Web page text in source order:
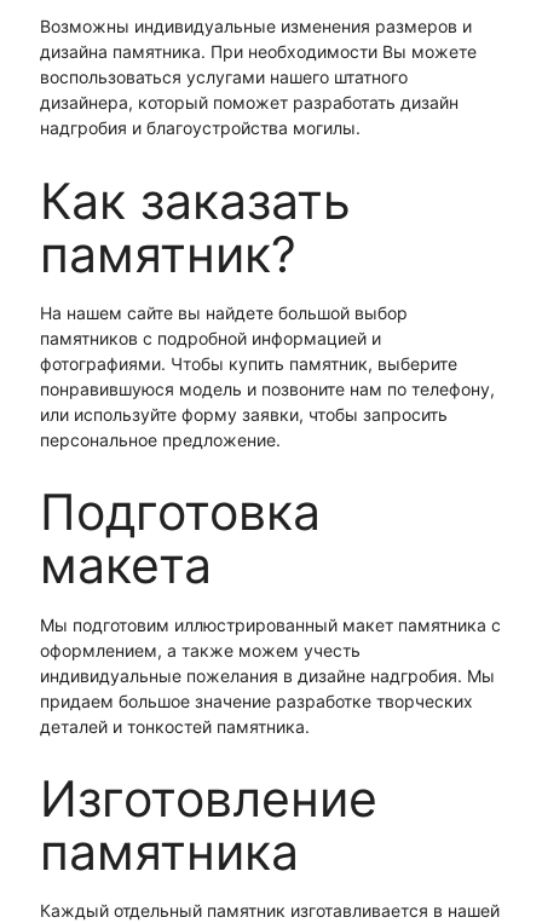
Возможны индивидуальные изменения размеров и
дизайна памятника. При необходимости Вы можете
воспользоваться услугами нашего штатного
дизайнера, который поможет разработать дизайн
надгробия и благоустройства могилы.
Как заказать
памятник?
На нашем сайте вы найдете большой выбор
памятников с подробной информацией и
фотографиями. Чтобы купить памятник, выберите
понравившуюся модель и позвоните нам по телефону,
или используйте форму заявки, чтобы запросить
персональное предложение.
Подготовка
макета
Мы подготовим иллюстрированный макет памятника с
оформлением, а также можем учесть
индивидуальные пожелания в дизайне надгробия. Мы
придаем большое значение разработке творческих
деталей и тонкостей памятника.
Изготовление
памятника
Каждый отдельный памятник изготавливается в нашей